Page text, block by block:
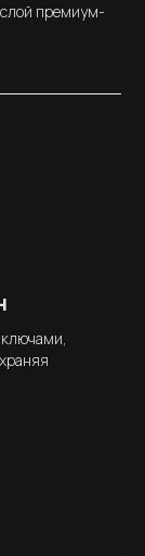
премиум-